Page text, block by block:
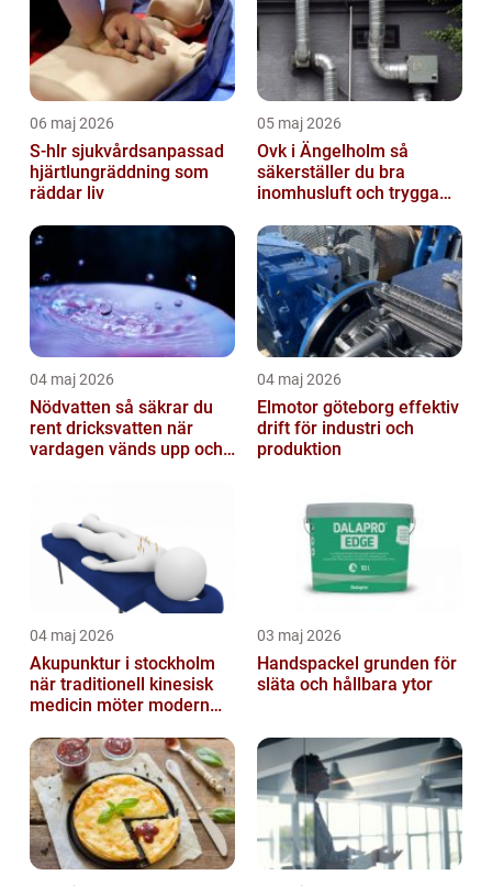
06 maj 2026
S-hlr sjukvårdsanpassad
hjärtlungräddning som
räddar liv
05 maj 2026
Ovk i Ängelholm så
säkerställer du bra
inomhusluft och trygga
04 maj 2026
Nödvatten så säkrar du
rent dricksvatten när
vardagen vänds upp och
04 maj 2026
Elmotor göteborg effektiv
drift för industri och
produktion
04 maj 2026
Akupunktur i stockholm
när traditionell kinesisk
medicin möter modern
03 maj 2026
Handspackel grunden för
släta och hållbara ytor